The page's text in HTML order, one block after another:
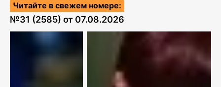
Читайте в свежем номере:
№31 (2585) от 07.08.2026